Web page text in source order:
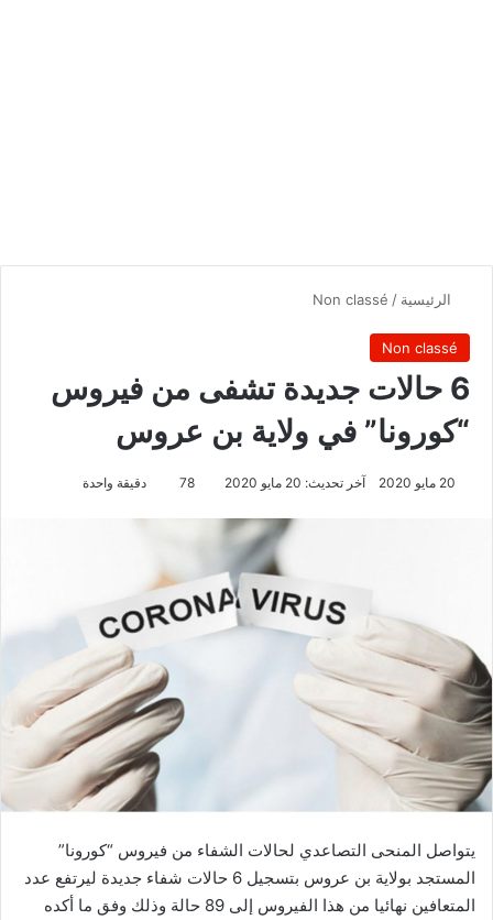
الرئيسية /
Non classé
Non classé
6 حالات جديدة تشفى من فيروس
“كورونا” في ولاية بن عروس
20 مايو 2020 آخر تحديث: 20 مايو 2020 78 دقيقة واحدة
يتواصل المنحى التصاعدي لحالات الشفاء من فيروس “كورونا”
المستجد بولاية بن عروس بتسجيل 6 حالات شفاء جديدة ليرتفع عدد
المتعافين نهائيا من هذا الفيروس إلى 89 حالة وذلك وفق ما أكده